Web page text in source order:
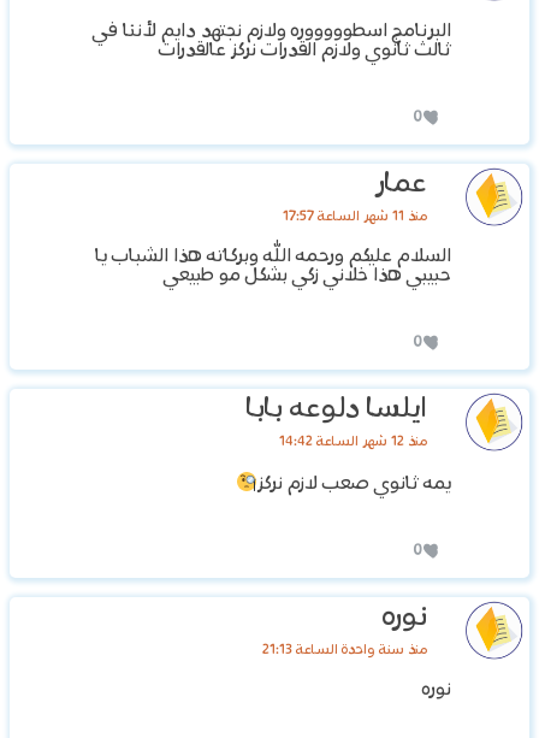
البرنامج اسطوووووره ولازم نجتهد دايم لأننا في
ثالث ثانوي ولازم القدرات نركز عالقدرات
0
عمار
منذ 11 شهر الساعة 17:57
السلام عليكم ورحمه الله وبركاته هذا الشباب يا
حبيبي هذا خلاني زكي بشكل مو طبيعي
0
ايلسا دلوعه بابا
منذ 12 شهر الساعة 14:42
يمه ثانوي صعب لازم نركز
0
نوره
منذ سنة واحدة الساعة 21:13
نوره